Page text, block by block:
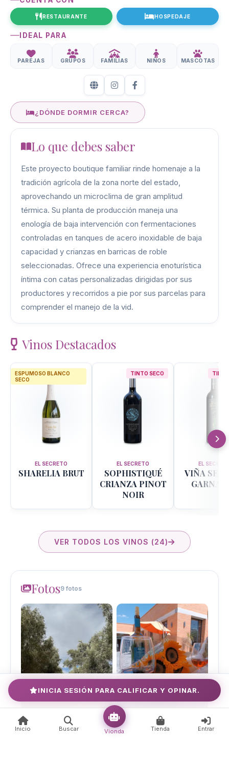
RESTAURANTE HOSPEDAJE
IDEAL PARA
PAREJAS GRUPOS FAMILIAS NIÑOS MASCOTAS
¿DÓNDE DORMIR CERCA?
Lo que debes saber
Este proyecto boutique familiar rinde homenaje a la
tradición agrícola de la zona norte del estado,
aprovechando un microclima de gran amplitud
térmica. Su planta de producción maneja una
enología de baja intervención con fermentaciones
controladas en tanques de acero inoxidable de baja
capacidad y crianzas en barricas de roble
seleccionadas. Ofrece una experiencia enoturística
íntima con catas personalizadas dirigidas por sus
productores y recorridos a pie por sus parcelas para
comprender el manejo de la vid.
Vinos Destacados
ESPUMOSO BLANCO
SECO
EL SECRETO
SHARELIA BRUT
TINTO SECO
EL SECRETO
SOPHISTIQUÉ
CRIANZA PINOT
NOIR
EL
VIÑA
VER TODOS LOS VINOS (24)
Fotos9 fotos
INICIA SESIÓN PARA CALIFICAR Y OPINAR.
Inicio Buscar Vionda Tienda Entrar